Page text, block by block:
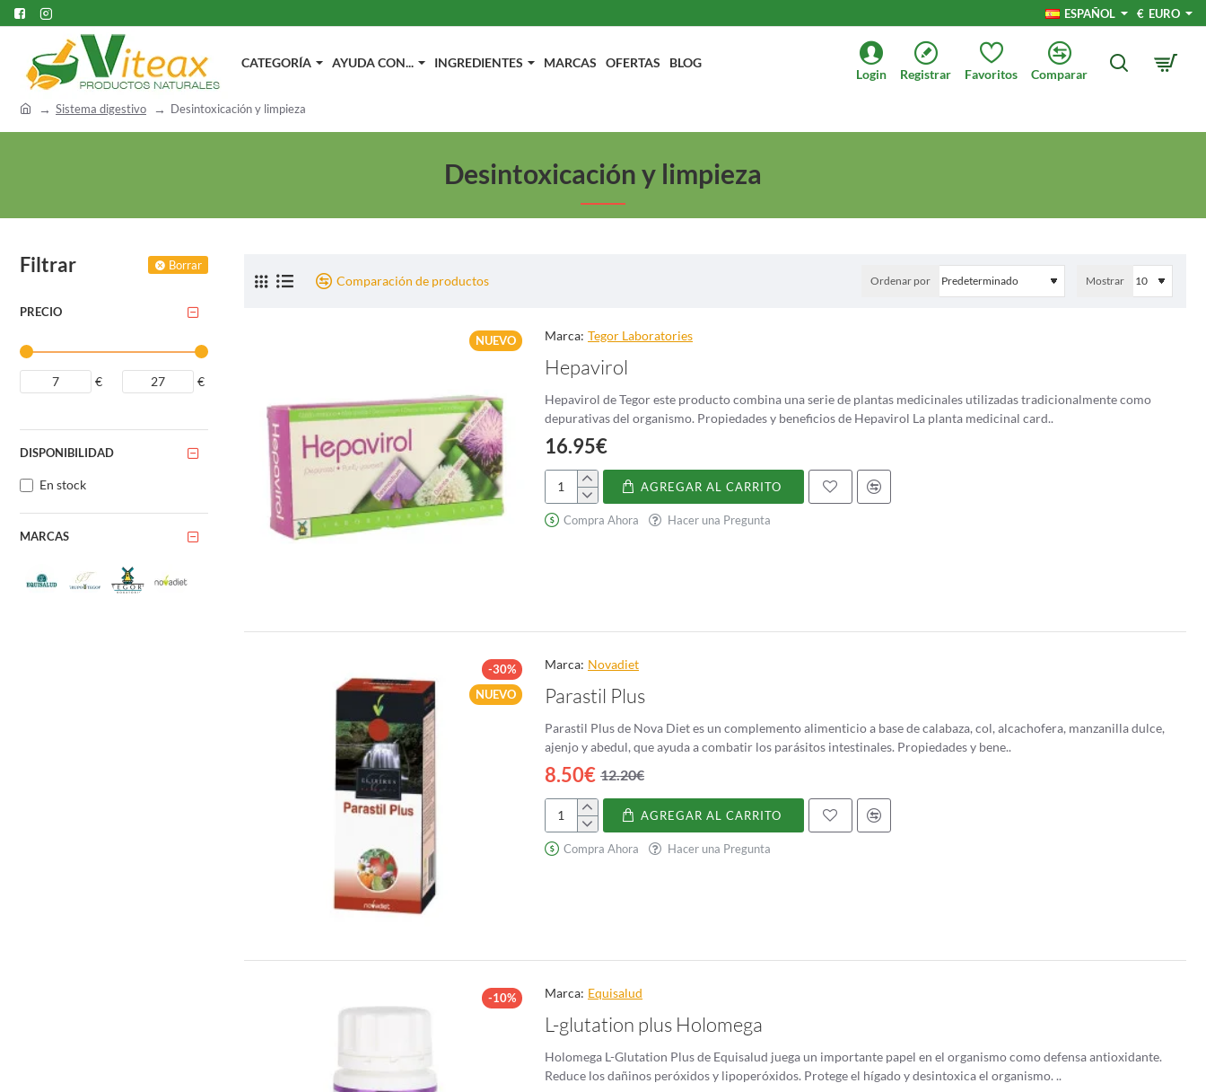
ESPAÑOL € EURO
CATEGORÍA AYUDA CON... INGREDIENTES MARCAS OFERTAS BLOG
Login Registrar Favoritos Comparar
Sistema digestivo Desintoxicación y limpieza
Desintoxicación y limpieza
Filtrar Borrar
PRECIO
€ €
DISPONIBILIDAD
En stock
MARCAS
Comparación de productos Ordenar por Mostrar
NUEVO Marca: Tegor Laboratories
Hepavirol
Hepavirol de Tegor este producto combina una serie de plantas medicinales utilizadas tradicionalmente como
depurativas del organismo. Propiedades y beneficios de Hepavirol La planta medicinal card..
16.95€
Hepavirol
AGREGAR AL CARRITO
Compra Ahora Hacer una Pregunta
NUEVO
-30% Marca: Novadiet
Parastil Plus
Parastil Plus de Nova Diet es un complemento alimenticio a base de calabaza, col, alcachofera, manzanilla dulce,
ajenjo y abedul, que ayuda a combatir los parásitos intestinales. Propiedades y bene..
8.50€ 12.20€
Parastil
Plus
AGREGAR AL CARRITO
Compra Ahora Hacer una Pregunta
-10% Marca: Equisalud
L-glutation plus Holomega
Holomega L-Glutation Plus de Equisalud juega un importante papel en el organismo como defensa antioxidante.
Reduce los dañinos peróxidos y lipoperóxidos. Protege el hígado y desintoxica el organismo. ..